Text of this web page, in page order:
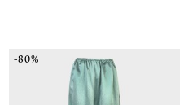
-80%